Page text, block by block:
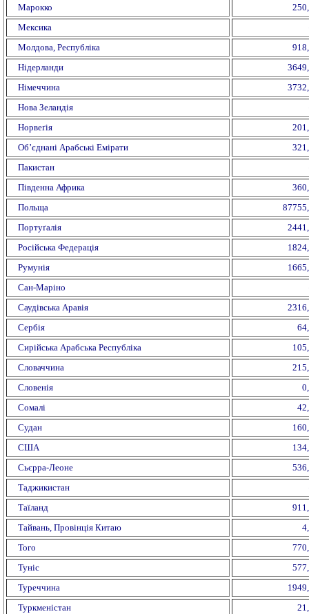
Марокко
Мексика
Молдова, Республіка
Нідерланди
Німеччина
Нова Зеландія
Норвеґія
Об’єднані Арабські Емірати
Пакистан
Південна Африка
Польща
Портуґалія
Російська Федерація
Румунія
Сан-Маріно
Саудівська Аравія
Сербія
Сирійська Арабська Республіка
Словаччина
Словенія
Сомалі
Судан
США
Сьєрра-Леоне
Таджикистан
Таїланд
Тайвань, Провінція Китаю
Того
Туніс
Туреччина
Туркменістан